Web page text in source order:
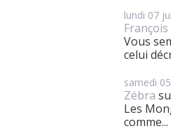
lundi 07
Vous
celui
samedi 05
Zébra
Les
comme...